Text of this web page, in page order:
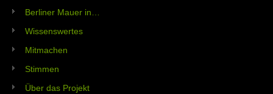
Berliner Mauer in…
Wissenswertes
Mitmachen
Stimmen
Über das Projekt